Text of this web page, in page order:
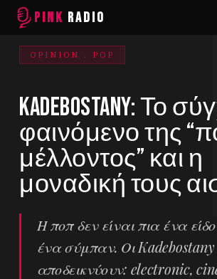
PINK RADIO
OPINION . POP
Kadebostany: Το
φαινόμενο της
μέλλοντος” και η
μοναδική τους
Η ποπ δεν είναι πια ένα
ένα σύμπαν. Οι
αποδεικνύουν: electronic,